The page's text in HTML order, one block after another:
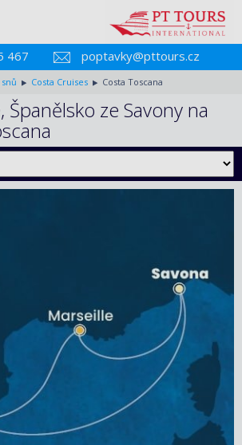
467 poptavky@pttours.cz
Costa Cruises Costa Toscana
Španělsko ze Savony na